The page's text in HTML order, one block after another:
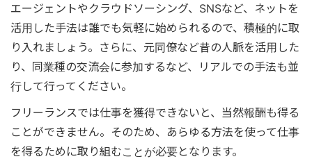
エージェントやクラウドソーシング、SNSなど、ネットを
活用した手法は誰でも気軽に始められるので、積極的に取
り入れましょう。さらに、元同僚など昔の人脈を活用した
り、同業種の交流会に参加するなど、リアルでの手法も並
行して行ってください。
フリーランスでは仕事を獲得できないと、当然報酬も得る
ことができません。そのため、あらゆる方法を使って仕事
を得るために取り組むことが必要となります。